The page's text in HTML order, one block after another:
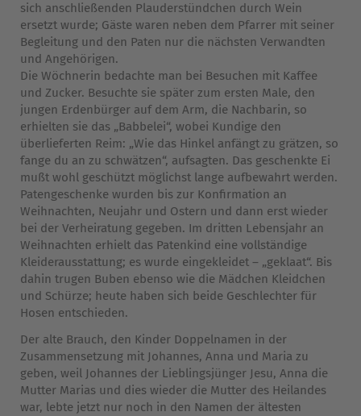
sich anschließenden Plauderstündchen durch Wein
ersetzt wurde; Gäste waren neben dem Pfarrer mit seiner
Begleitung und den Paten nur die nächsten Verwandten
und Angehörigen.
Die Wöchnerin bedachte man bei Besuchen mit Kaffee
und Zucker. Besuchte sie später zum ersten Male, den
jungen Erdenbürger auf dem Arm, die Nachbarin, so
erhielten sie das „Babbelei“, wobei Kundige den
überlieferten Reim: „Wie das Hinkel anfängt zu grätzen, so
fange du an zu schwätzen“, aufsagten. Das geschenkte Ei
mußt wohl geschützt möglichst lange aufbewahrt werden.
Patengeschenke wurden bis zur Konfirmation an
Weihnachten, Neujahr und Ostern und dann erst wieder
bei der Verheiratung gegeben. Im dritten Lebensjahr an
Weihnachten erhielt das Patenkind eine vollständige
Kleiderausstattung; es wurde eingekleidet – „geklaat“. Bis
dahin trugen Buben ebenso wie die Mädchen Kleidchen
und Schürze; heute haben sich beide Geschlechter für
Hosen entschieden.
Der alte Brauch, den Kinder Doppelnamen in der
Zusammensetzung mit Johannes, Anna und Maria zu
geben, weil Johannes der Lieblingsjünger Jesu, Anna die
Mutter Marias und dies wieder die Mutter des Heilandes
war, lebte jetzt nur noch in den Namen der ältesten